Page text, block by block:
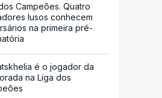
Campeões. Quatro
lusos conhecem
na primeira pré-
é o jogador da
na Liga dos